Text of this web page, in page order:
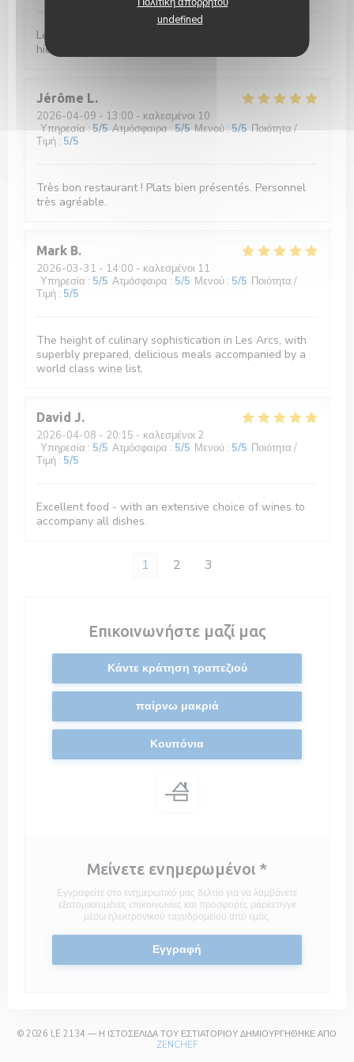
undefined
Les plats sont bons, les cocktails aussi mais le service
hier soir n’a pas été à la hauteur.
Jérôme L
2026-04-09 - 13:00 - καλεσμένοι 10
Υπηρεσία:5/5 Ατμόσφαιρα:5/5 Μενού:5/5 Ποιότητα /
Τιμή : 5/5
Très bon restaurant ! Plats bien présentés. Personnel
très agréable.
Mark B
2026-03-31 - 14:00 - καλεσμένοι 11
Υπηρεσία : 5/5 Ατμόσφαιρα : 5/5 Μενού : 5/5 Ποιότητα /
Τιμή : 5/5
The height of culinary sophistication in Les Arcs, with
superbly prepared, delicious meals accompanied by a
world class wine list.
David J
2026-04-08 - 20:15 - καλεσμένοι 2
Υπηρεσία : 5/5 Ατμόσφαιρα : 5/5 Μενού : 5/5 Ποιότητα /
Τιμή : 5/5
Excellent food - with an extensive choice of wines to
accompany all dishes.
1 2 3
Επικοινωνήστε μαζί μας
Κάντε κράτηση τραπεζιού
παίρνω μακριά
Κουπόνια
Μείνετε ενημερωμένοι *
Εγγραφείτε στο ενημερωτικό μας δελτίο για να λαμβάνετε
εξατομικευμένες επικοινωνίες και προσφορές μάρκετινγκ
μέσω ηλεκτρονικού ταχυδρομείου από εμάς.
Εγγραφή
© 2026 LE 2134 — Η ΙΣΤΟΣΕΛΊΔΑ ΤΟΥ ΕΣΤΙΑΤΟΡΊΟΥ ΔΗΜΙΟΥΡΓΉΘΗΚΕ ΑΠΌ
ZENCHEF((ΑΝΟΊΓΕΙ ΣΕ ΝΈΟ ΠΑΡΆΘΥΡΟ))